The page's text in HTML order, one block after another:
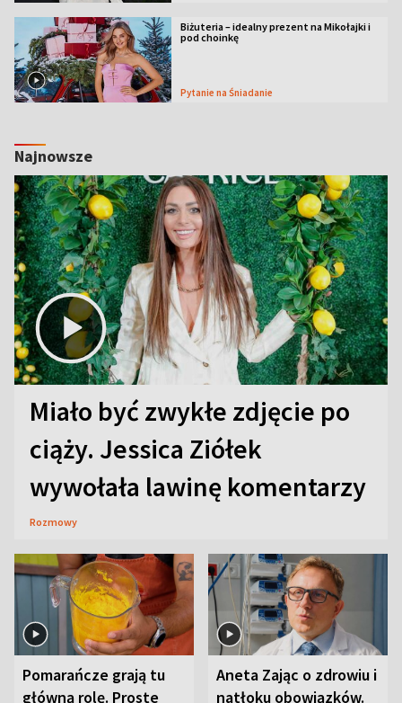
Biżuteria – idealny prezent na Mikołajki i
pod choinkę
Pytanie na Śniadanie
Najnowsze
Miało być zwykłe zdjęcie po
ciąży. Jessica Ziółek
wywołała lawinę komentarzy
Rozmowy
Pomarańcze grają tu
główną rolę. Proste
Aneta Zając o zdrowiu i
natłoku obowiązków.